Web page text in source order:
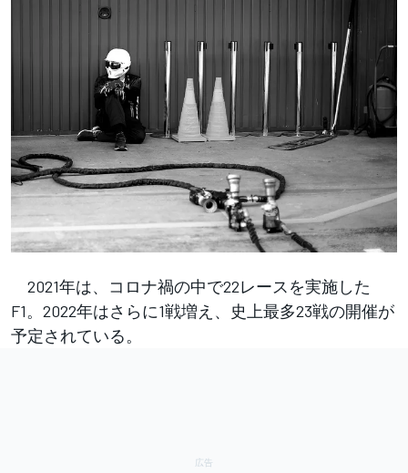
2021年は、コロナ禍の中で22レースを実施した
F1。2022年はさらに1戦増え、史上最多23戦の開催が
予定されている。